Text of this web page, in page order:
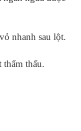
nhanh sau lột.
thẩm thấu.